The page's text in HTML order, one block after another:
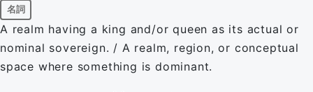
名詞
A realm having a king and/or queen as its actual or
nominal sovereign. / A realm, region, or conceptual
space where something is dominant.